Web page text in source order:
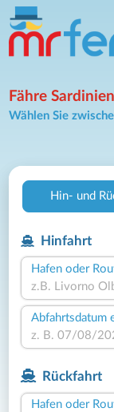
Fähre Sardinien
Wählen Sie
Hin- und
Hinfahrt
Hafen oder
Abfahrtsdatum
Rückfahrt
Hafen oder